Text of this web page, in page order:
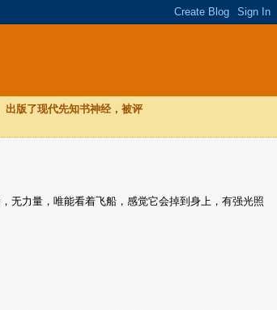
出版了现代先知书神经，被评
无力量，唯能看着飞船，感觉它会掉到身上，有强光照